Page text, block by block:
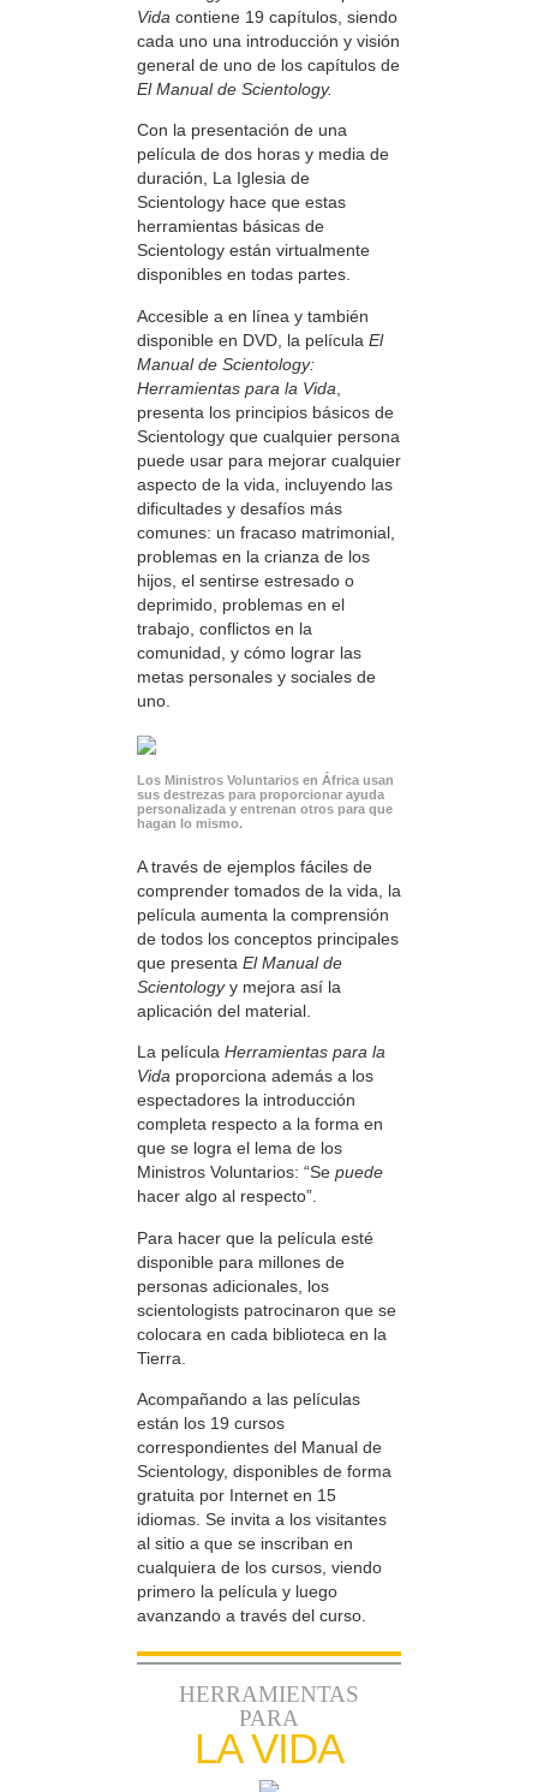
Vida contiene 19 capítulos, siendo
cada uno una introducción y visión
general de uno de los capítulos de
El Manual de Scientology.
Con la presentación de una
película de dos horas y media de
duración, La Iglesia de
Scientology hace que estas
herramientas básicas de
Scientology están virtualmente
disponibles en todas partes.
Accesible a en línea y también
disponible en DVD, la película El
Manual de Scientology:
Herramientas para la Vida
presenta los principios básicos de
Scientology que cualquier persona
puede usar para mejorar cualquier
aspecto de la vida, incluyendo las
dificultades y desafíos más
comunes: un fracaso matrimonial,
problemas en la crianza de los
hijos, el sentirse estresado o
deprimido, problemas en el
trabajo, conflictos en la
comunidad, y cómo lograr las
metas personales y sociales de
uno.
Los Ministros Voluntarios en África usan
sus destrezas para proporcionar ayuda
personalizada y entrenan otros para que
hagan lo mismo.
A través de ejemplos fáciles de
comprender tomados de la vida, la
película aumenta la comprensión
de todos los conceptos principales
que presenta El Manual de
Scientologyy mejora así la
aplicación del material.
La película Herramientas para la
Vida proporciona además a los
espectadores la introducción
completa respecto a la forma en
que se logra el lema de los
Ministros Voluntarios: “Se puede
hacer algo al respecto”.
Para hacer que la película esté
disponible para millones de
personas adicionales, los
scientologists patrocinaron que se
colocara en cada biblioteca en la
Tierra.
Acompañando a las películas
están los 19 cursos
correspondientes del Manual de
Scientology, disponibles de forma
gratuita por Internet en 15
idiomas. Se invita a los visitantes
al sitio a que se inscriban en
cualquiera de los cursos, viendo
primero la película y luego
avanzando a través del curso.
HERRAMIENTAS
PARA
LA VIDA